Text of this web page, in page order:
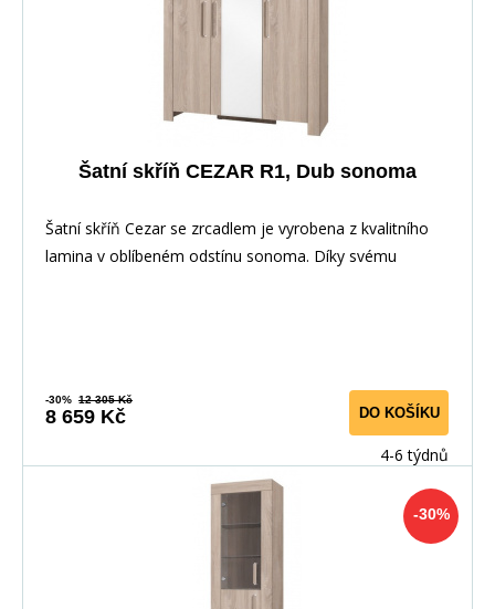
Šatní skříň CEZAR R1, Dub sonoma
Šatní skříň Cezar se zrcadlem je vyrobena z kvalitního
lamina v oblíbeném odstínu sonoma. Díky svému
-30% 12 305 Kč
8 659 Kč DO KOŠÍKU
4-6 týdnů
-30%